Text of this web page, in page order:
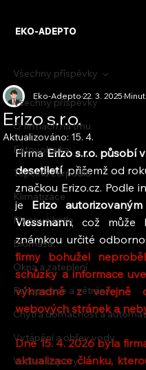
EKO-ADEPTO
Všechny příspěvky
O firmách na trhu
Fotovoltaika
Tepelná čerpadla
Klimatizace
Plynové kotle
Biomasa
Okna a zateplení
Rekuperace a větrání
Chytrá domácnost a
Vytápění a ohřev vody
Voda a úspory
Všechny příspěvky
Erizo s.r.o.
Eko-Adepto22. 3. 2025
Aktualizováno: 15. 4.
Firma Erizo s.r.o. působí
desetiletí, přičemž od
značkou Erizo.cz. Podle
je Erizo
Viessmann, což může
známkou určité
firmy bohužel
schůzky a informace
výhradně z veřejně
webových stránek a
Dne 15. 4. 2026 byla
aktualizace článku,